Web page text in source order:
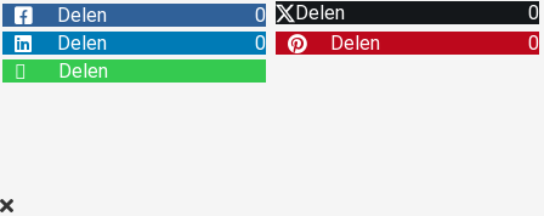
Delen
0 Delen
0
Delen
0 Delen
0
Delen